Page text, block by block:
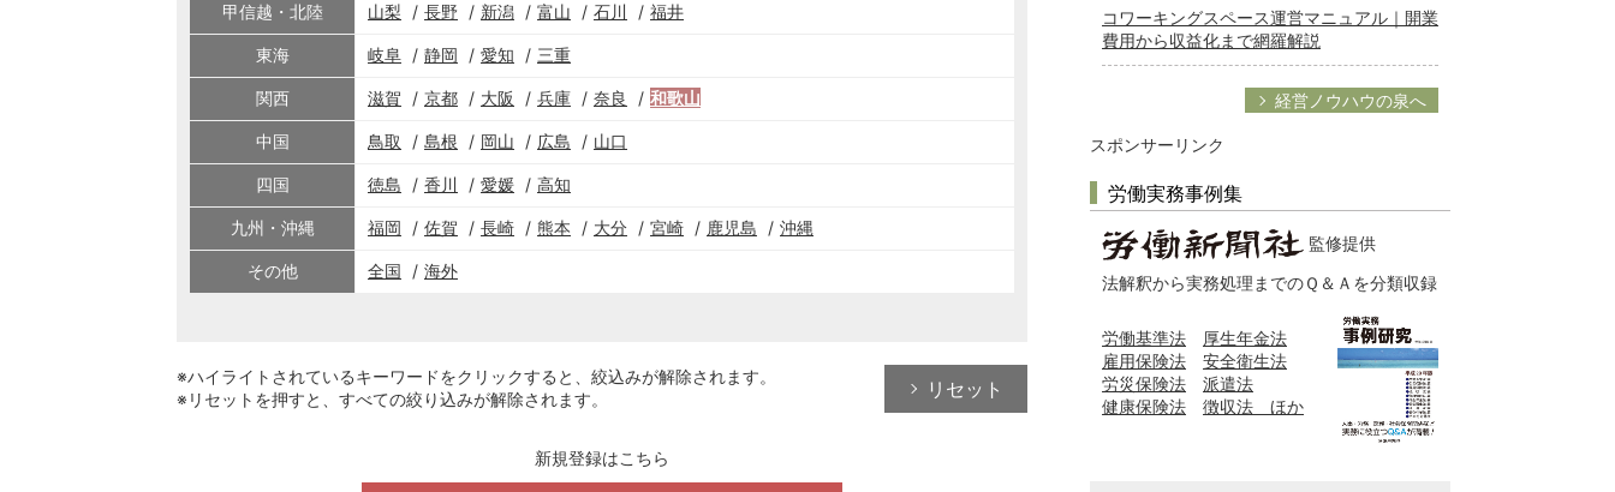
甲信越・北陸 山梨 長野 新潟 富山 石川 福井
東海 岐阜 静岡 愛知 三重
関西 滋賀 京都 大阪 兵庫 奈良 和歌山
中国 鳥取 島根 岡山 広島 山口
四国 徳島 香川 愛媛 高知
九州・沖縄 福岡 佐賀 長崎 熊本 大分 宮崎 鹿児島 沖縄
その他 全国 海外
※ハイライトされているキーワードをクリックすると、絞込みが解除されます。
※リセットを押すと、すべての絞り込みが解除されます。
リセット
新規登録はこちら
コワーキングスペース運営マニュアル｜開業
費用から収益化まで網羅解説
経営ノウハウの泉へ
スポンサーリンク
労働実務事例集
監修提供
法解釈から実務処理までのＱ＆Ａを分類収録
労働基準法
厚生年金法
雇用保険法
安全衛生法
労災保険法
派遣法
健康保険法
徴収法 ほか